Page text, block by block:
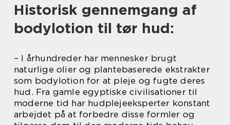
Historisk gennemgang af
bodylotion til tør hud:
– I århundreder har mennesker brugt
naturlige olier og plantebaserede ekstrakter
som bodylotion for at pleje og fugte deres
hud. Fra gamle egyptiske civilisationer til
moderne tid har hudplejeeksperter konstant
arbejdet på at forbedre disse formler og